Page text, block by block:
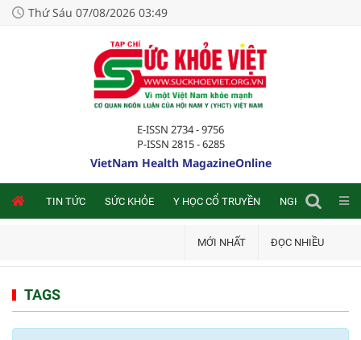
Thứ Sáu 07/08/2026 03:49
E-ISSN 2734 - 9756
P-ISSN 2815 - 6285
VietNam Health MagazineOnline
TIN TỨC SỨC KHỎE Y HỌC CỔ TRUYỀN NGHIÊN CỨU
MỚI NHẤT ĐỌC NHIỀU
TAGS